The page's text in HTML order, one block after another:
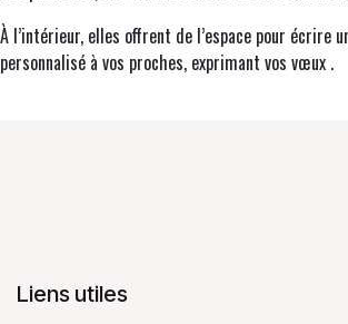
À l’intérieur, elles offrent de l’espace pour écrire
personnalisé à vos proches, exprimant vos vœux .
Liens utiles